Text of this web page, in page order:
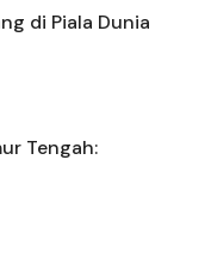
di Piala Dunia
Tengah: